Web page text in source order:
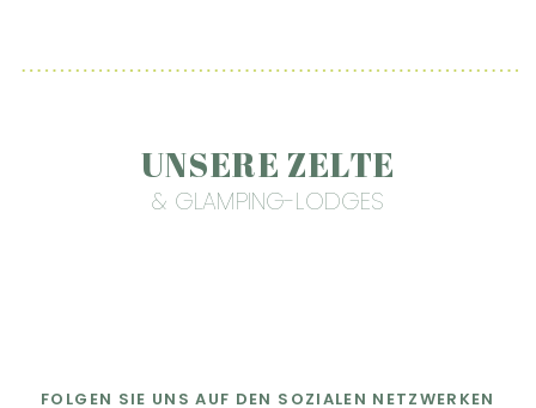
UNSERE ZELTE
& GLAMPING-LODGES
FOLGEN SIE UNS AUF DEN SOZIALEN NETZWERKEN